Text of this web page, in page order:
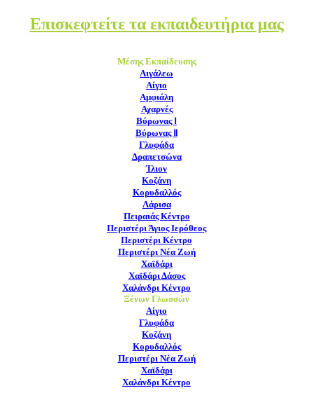
Επισκεφτείτε τα εκπαιδευτήρια μας
Μέσης Εκπαίδευσης
Αιγάλεω
Αίγιο
Αμφιάλη
Αχαρνές
Βύρωνας Ⅰ
Βύρωνας Ⅱ
Γλυφάδα
Δραπετσώνα
Ίλιον
Κοζάνη
Κορυδαλλός
Λάρισα
Πειραιάς Κέντρο
Περιστέρι Άγιος Ιερόθεος
Περιστέρι Κέντρο
Περιστέρι Νέα Ζωή
Χαϊδάρι
Χαϊδάρι Δάσος
Χαλάνδρι Κέντρο
Ξένων Γλωσσών
Αίγιο
Γλυφάδα
Κοζάνη
Κορυδαλλός
Περιστέρι Νέα Ζωή
Χαϊδάρι
Χαλάνδρι Κέντρο